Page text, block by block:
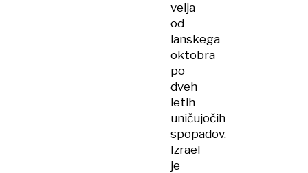
velja
od
lanskega
oktobra
po
dveh
letih
uničujočih
spopadov.
Izrael
je